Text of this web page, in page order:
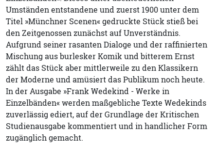
Umständen entstandene und zuerst 1900 unter dem
Titel »Münchner Scenen« gedruckte Stück stieß bei
den Zeitgenossen zunächst auf Unverständnis.
Aufgrund seiner rasanten Dialoge und der raffinierten
Mischung aus burlesker Komik und bitterem Ernst
zählt das Stück aber mittlerweile zu den Klassikern
der Moderne und amüsiert das Publikum noch heute.
In der Ausgabe »Frank Wedekind - Werke in
Einzelbänden« werden maßgebliche Texte Wedekinds
zuverlässig ediert, auf der Grundlage der Kritischen
Studienausgabe kommentiert und in handlicher Form
zugänglich gemacht.